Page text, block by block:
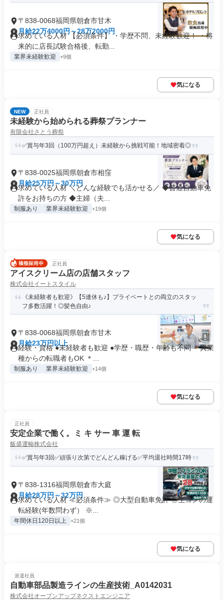
〒838-0068福岡県朝倉市甘木
月給22万4000円～28万2000円
求めている人材 【必須条件】 ・学歴不問、未経験歓迎！ ・将
来的に店長試験合格後、転勤...
業界未経験歓迎 +9個
気になる
NEW 正社員
未経験から始められる葬祭プランナー
有限会社さとう葬祭
✅賞与年3回（100万円超え）未経験から挑戦可能！地域密着◎
〒838-0025福岡県朝倉市相窪
月給25万円～30万円
求めている人材 ＼どんな経験でも活かせる／ ◆普通自動車免
許をお持ちの方 ◆主婦（夫...
制服あり 業界未経験歓迎 +19個
気になる
正社員
アイスクリーム店の店舗スタッフ
株式会社イートスタイル
《未経験者も歓迎》【5連休も♪】プライベートとの両立のスタッ
フ多数活躍！◎髪色自由♪
〒838-0068福岡県朝倉市甘木
月給23万円以上
経験・資格 ●未経験者も歓迎 ●学歴・職歴・年齢も不問 ＊異業
種からの転職者もOK ＊...
制服あり 業界未経験歓迎 +14個
気になる
正社員
安定企業で働く。ミ キ サー 車 運 転
飯盛運輸株式会社
✅賞与年3回✅頑張り次第でどんどん稼げる✅平均退社時間17時
〒838-1316福岡県朝倉市大庭
月給28万円～32万円
求めている人材 ≪必須条件≫ ◎大型自動車免許 ◎生コンの運
転経験(年数問わず） ※...
年間休日120日以上 +21個
気になる
派遣社員
自動車部品製造ラインの生産技術_A0142031
株式会社オープンアップネクストエンジニア